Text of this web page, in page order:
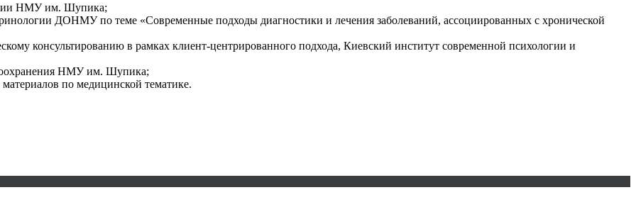
НМУ им. Шупика;
ДОНМУ по теме «Современные подходы диагностики и лечения заболеваний, ассоциированных с хронической
консультированию в рамках клиент-центрированного подхода, Киевский институт современной психологии и
НМУ им. Шупика;
по медицинской тематике.